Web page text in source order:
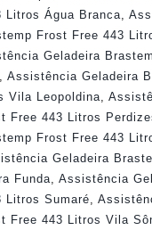
Litros Água Branca,
Frost Free 443
Geladeira
, Assistência Geladeira
Vila Leopoldina,
Free 443 Litros
Frost Free 443
Geladeira
Funda, Assistência
Litros Sumaré,
Free 443 Litros Vila